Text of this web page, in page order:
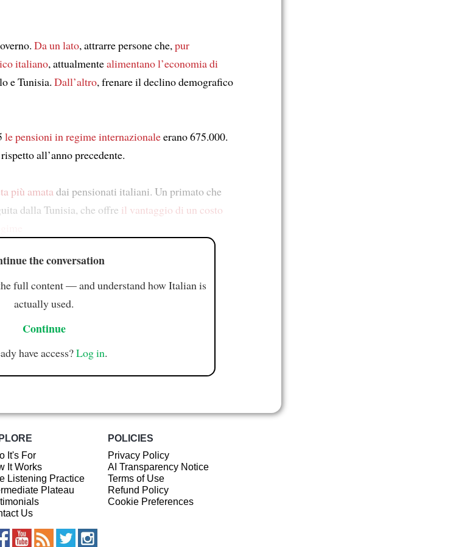
Da un lato, attrarre persone che, pur
italiano, attualmentealimentano l’economia di
e Tunisia. Dall’altro, frenare il declino demografico
le pensioni in regime internazionaleerano 675.000.
rispetto all’anno precedente.
più amata dai pensionati italiani. Un primato che
dalla Tunisia, che offre il vantaggio di un costo
the conversation
full content — and understand how Italian is
actually used.
Continue
have access?Log in.
It's For
It Works
Listening Practice
Plateau
Us
POLICIES
Privacy Policy
AI Transparency Notice
Terms of Use
Refund Policy
Cookie Preferences